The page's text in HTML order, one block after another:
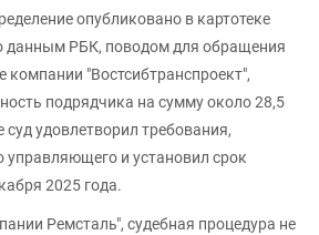
опубликовано в картотеке
данным РБК, поводом для обращения
компании "Востсибтранспроект",
подрядчика на сумму около 28,5
суд удовлетворил требования,
управляющего и установил срок
2025 года.
Ремсталь", судебная процедура не